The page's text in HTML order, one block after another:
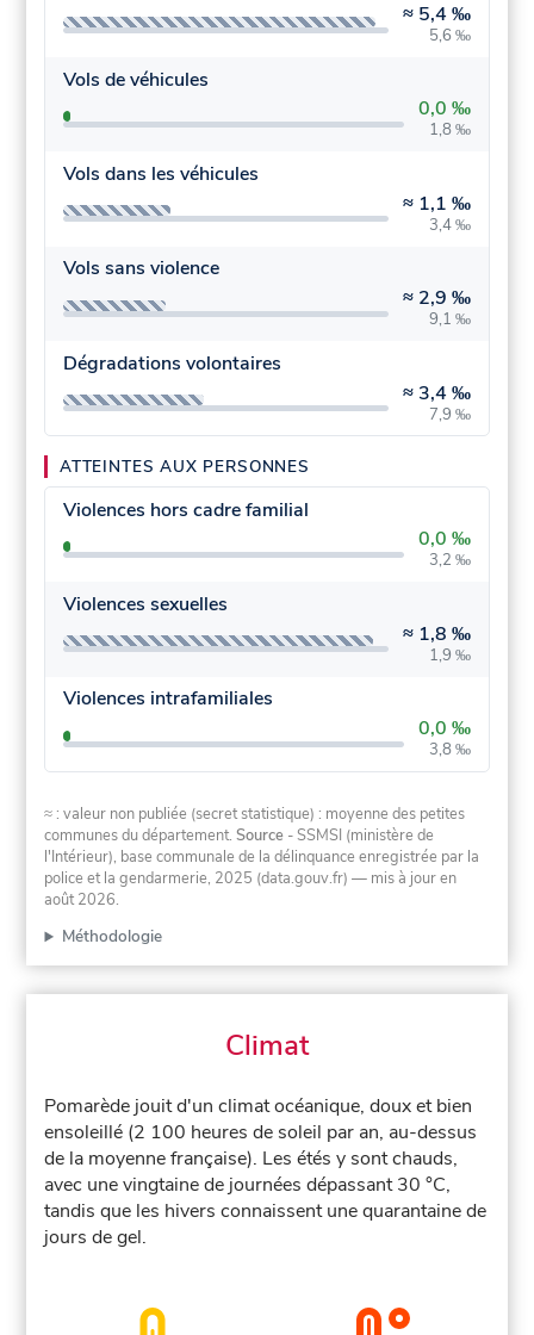
≈ 5,4 ‰
5,6 ‰
Vols de véhicules
0,0 ‰
1,8 ‰
Vols dans les véhicules
≈ 1,1 ‰
3,4 ‰
Vols sans violence
≈ 2,9 ‰
9,1 ‰
Dégradations volontaires
≈ 3,4 ‰
7,9 ‰
ATTEINTES AUX PERSONNES
Violences hors cadre familial
0,0 ‰
3,2 ‰
Violences sexuelles
≈ 1,8 ‰
1,9 ‰
Violences intrafamiliales
0,0 ‰
3,8 ‰
≈ : valeur non publiée (secret statistique) : moyenne des petites
communes du département.Source - SSMSI (ministère de
l'Intérieur), base communale de la délinquance enregistrée par la
police et la gendarmerie, 2025 (data.gouv.fr) — mis à jour en
août 2026.
Méthodologie
Climat
Pomarède jouit d'un climat océanique, doux et bien
ensoleillé (2 100 heures de soleil par an, au-dessus
de la moyenne française). Les étés y sont chauds,
avec une vingtaine de journées dépassant 30 °C,
tandis que les hivers connaissent une quarantaine de
jours de gel.